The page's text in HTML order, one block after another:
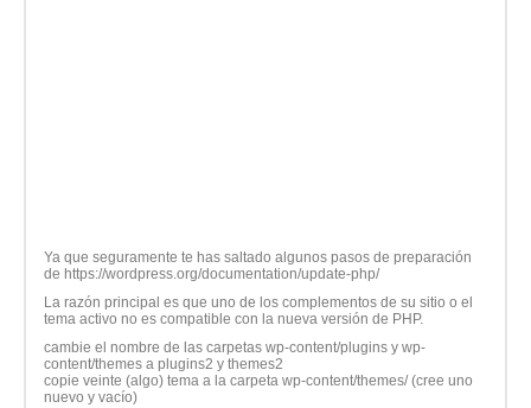
Ya que seguramente te has saltado algunos pasos de preparación
de https://wordpress.org/documentation/update-php/
La razón principal es que uno de los complementos de su sitio o el
tema activo no es compatible con la nueva versión de PHP.
cambie el nombre de las carpetas wp-content/plugins y wp-
content/themes a plugins2 y themes2
copie veinte (algo) tema a la carpeta wp-content/themes/ (cree uno
nuevo y vacío)